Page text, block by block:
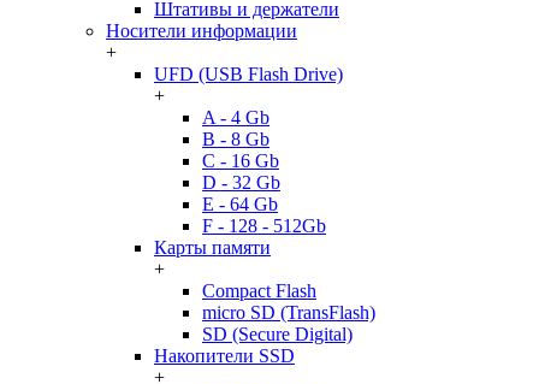
Штативы и держатели
Носители информации
+
UFD (USB Flash Drive)
+
A - 4 Gb
B - 8 Gb
C - 16 Gb
D - 32 Gb
E - 64 Gb
F - 128 - 512Gb
Карты памяти
+
Compact Flash
micro SD (TransFlash)
SD (Secure Digital)
Накопители SSD
+